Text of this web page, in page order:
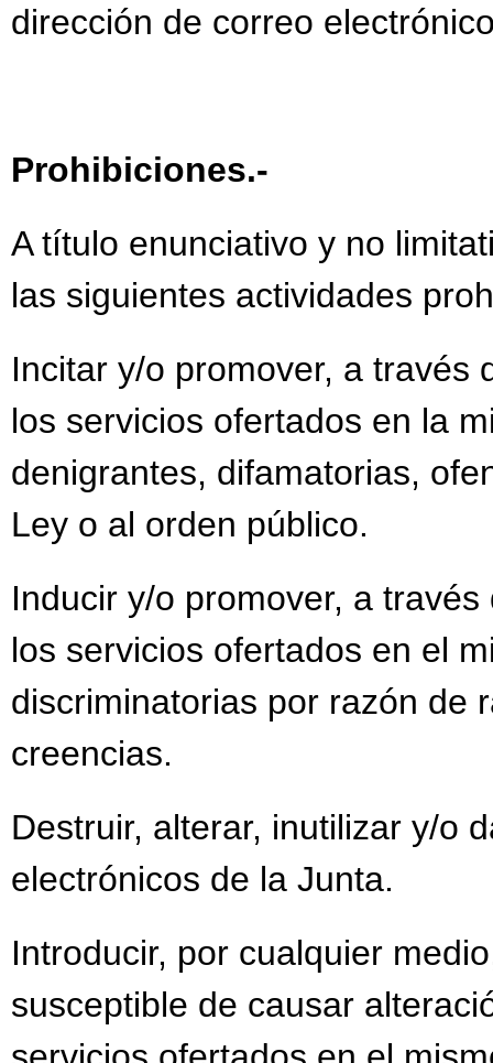
dirección de correo
Prohibiciones.-
A título enunciativo y no
las siguientes actividades
Incitar y/o promover, a través
los servicios ofertados en la
denigrantes, difamatorias,
Ley o al orden público.
Inducir y/o promover, a
los servicios ofertados en el
discriminatorias por razón de
creencias.
Destruir, alterar, inutilizar y/o
electrónicos de la Junta.
Introducir, por cualquier
susceptible de causar